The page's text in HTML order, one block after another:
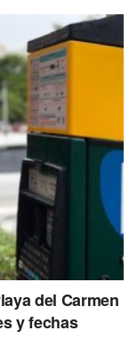
del Carmen
y fechas